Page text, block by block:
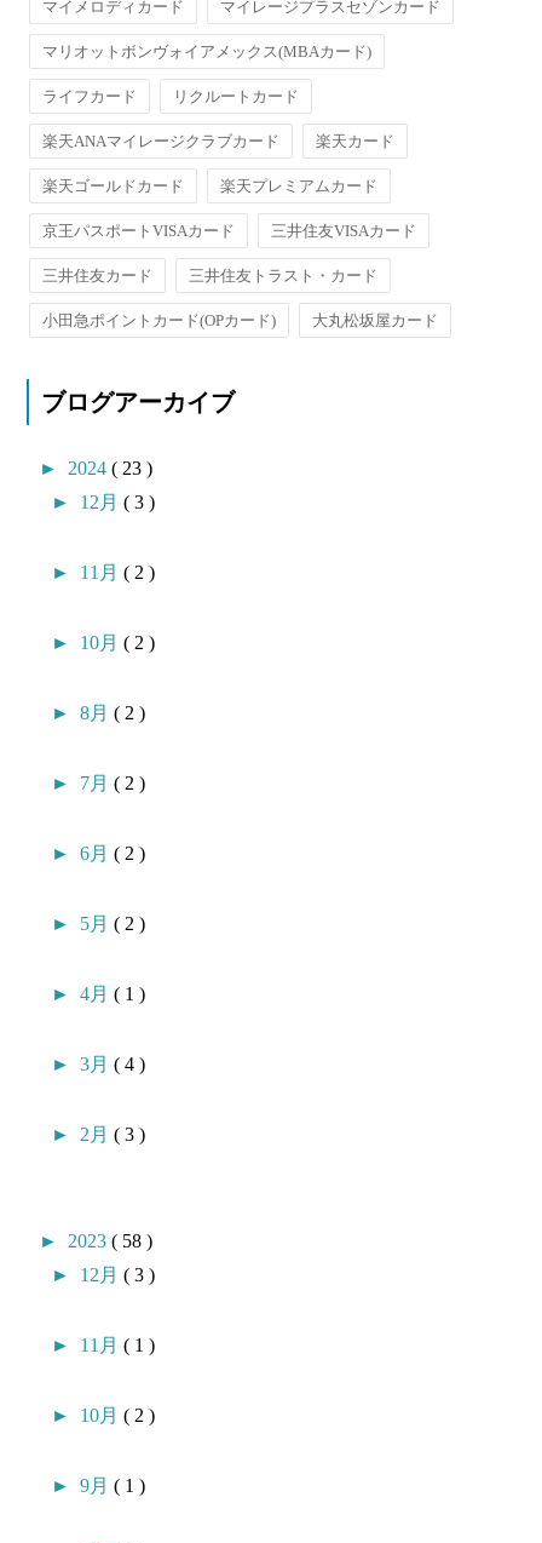
マイメロディカード マイレージプラスセゾンカード
マリオットボンヴォイアメックス(MBAカード)
ライフカード リクルートカード
楽天ANAマイレージクラブカード 楽天カード
楽天ゴールドカード 楽天プレミアムカード
京王パスポートVISAカード 三井住友VISAカード
三井住友カード 三井住友トラスト・カード
小田急ポイントカード(OPカード) 大丸松坂屋カード
ブログアーカイブ
► 2024( 23 )
► 12月( 3 )
► 11月( 2 )
► 10月( 2 )
►8月( 2 )
► 7月( 2 )
►6月( 2 )
► 5月( 2 )
►4月( 1 )
►3月( 4 )
► 2月( 3 )
► 2023( 58 )
► 12月( 3 )
► 11月( 1 )
► 10月( 2 )
►9月( 1 )